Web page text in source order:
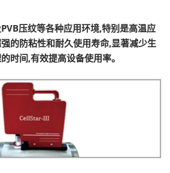
压纹等各种应用环境,特别是高温应
的防粘性和耐久使用寿命,显著减少生
时间,有效提高设备使用率。